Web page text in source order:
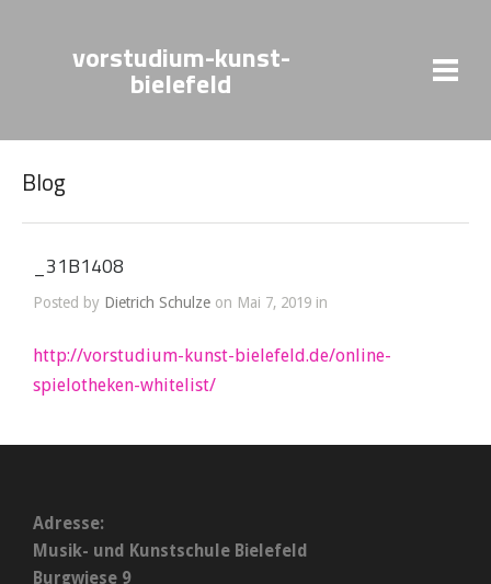
vorstudium-kunst-
bielefeld
Blog
_31B1408
Posted by Dietrich Schulze on Mai 7, 2019 in
http://vorstudium-kunst-bielefeld.de/online-
spielotheken-whitelist/
Adresse:
Musik- und Kunstschule Bielefeld
Burgwiese 9